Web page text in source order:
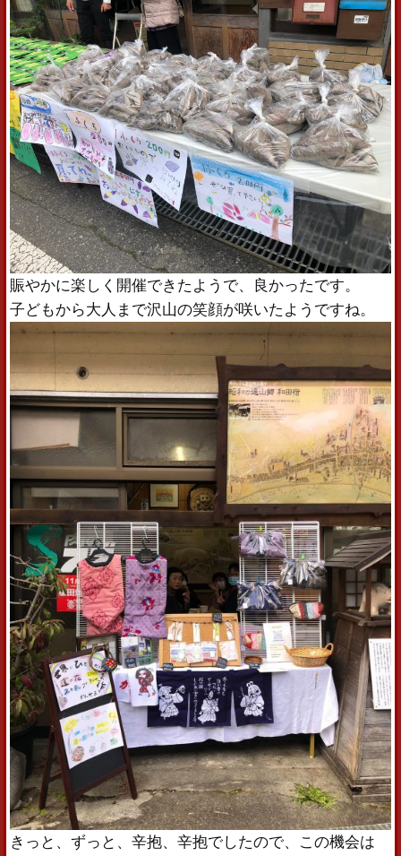
賑やかに楽しく開催できたようで、良かったです。
子どもから大人まで沢山の笑顔が咲いたようですね。
きっと、ずっと、辛抱、辛抱でしたので、この機会は